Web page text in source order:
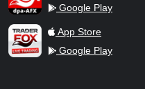
Google Play
TraderFox Live Trading
App Store
Google Play